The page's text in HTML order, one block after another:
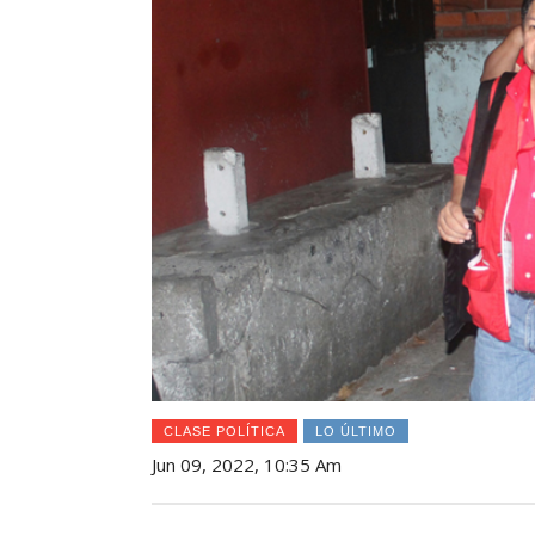
CLASE POLÍTICA LO ÚLTIMO
Jun 09, 2022, 10:35 Am